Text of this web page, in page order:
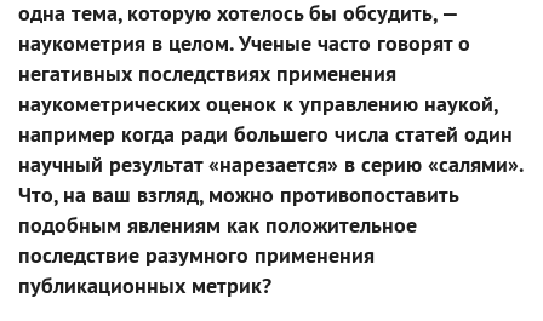
одна тема, которую хотелось бы обсудить, —
наукометрия в целом. Ученые часто говорят о
негативных последствиях применения
наукометрических оценок к управлению наукой,
например когда ради большего числа статей один
научный результат «нарезается» в серию «салями».
Что, на ваш взгляд, можно противопоставить
подобным явлениям как положительное
последствие разумного применения
публикационных метрик?